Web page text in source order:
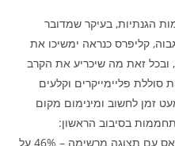
הגנתיות, בעיקר שמדובר
קליפרס כנראה ימשיכו את
זאת מה שיכריע את הקרב
הקבוצות סוללת פליימייקרים וקלעים
זמן לחשוב ומינימום מקום
בסיבוב הראשון:
הקליפרס סגרו את הסדרה מול דאלאס עם תצוגה מרשימה – 46% על